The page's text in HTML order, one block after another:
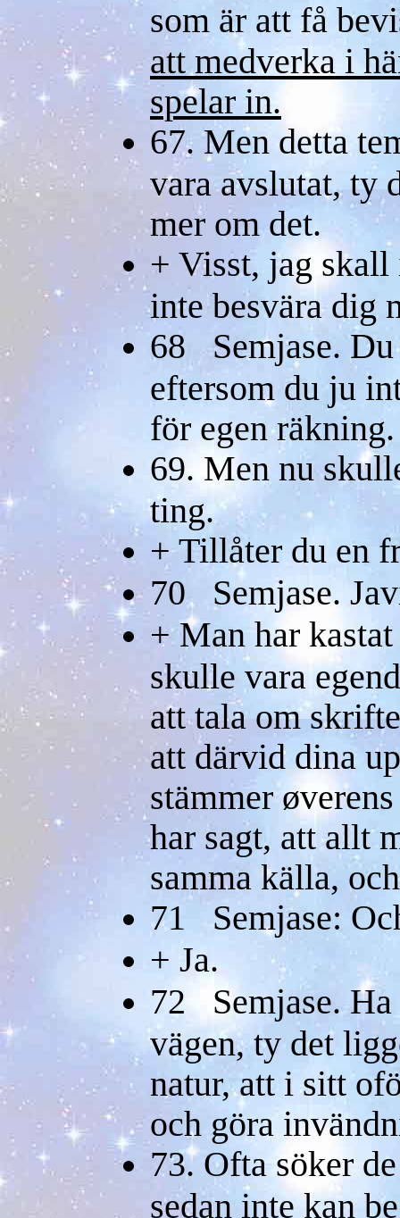
som är att få
att medverka i
spelar in.
67. Men detta
vara avslutat, ty
mer om det.
+ Visst, jag skall
inte besvära dig
68 Semjase. Du
eftersom du ju
för egen räkning.
69. Men nu
ting.
+ Tillåter du en
70 Semjase.
+ Man har
skulle vara
att tala om
att därvid dina
stämmer
har sagt, att allt
samma källa,
71 Semjase:
+ Ja.
72 Semjase.
vägen, ty det
natur, att i sitt
och göra
73. Ofta söker
sedan inte kan